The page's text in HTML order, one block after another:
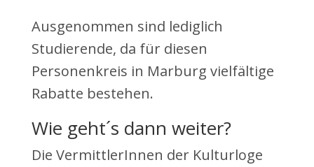
Ausgenommen sind lediglich
Studierende, da für diesen
Personenkreis in Marburg vielfältige
Rabatte bestehen.
Wie geht´s dann weiter?
Die VermittlerInnen der Kulturloge